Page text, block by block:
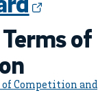
of
of Competition and